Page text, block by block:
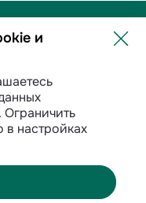
данных
и
. Ограничить
настройках